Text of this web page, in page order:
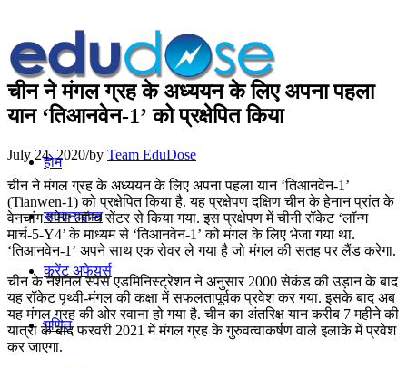
होम
सामान्यज्ञान
करेंट अफेयर्स
गणित
चीन ने मंगल ग्रह के अध्ययन के लिए अपना पहला
यान ‘तिआनवेन-1’ को प्रक्षेपित किया
July 24, 2020/by Team EduDose
चीन ने मंगल ग्रह के अध्ययन के लिए अपना पहला यान ‘तिआनवेन-1’
(Tianwen-1) को प्रक्षेपित किया है. यह प्रक्षेपण दक्षिण चीन के हेनान प्रांत के
वेनचांग स्‍पेस लॉन्‍च सेंटर से किया गया. इस प्रक्षेपण में चीनी रॉकेट ‘लॉन्‍ग
मार्च-5-Y4’ के माध्यम से ‘तिआनवेन-1’ को मंगल के लिए भेजा गया था.
‘तिआनवेन-1’ अपने साथ एक रोवर ले गया है जो मंगल की सतह पर लैंड करेगा.
चीन के नैशनल स्‍पेस एडमिनिस्‍ट्रेशन ने अनुसार 2000 सेकंड की उड़ान के बाद
यह रॉकेट पृथ्‍वी-मंगल की कक्षा में सफलतापूर्वक प्रवेश कर गया. इसके बाद अब
यह मंगल ग्रह की ओर रवाना हो गया है. चीन का अंतरिक्ष यान करीब 7 महीने की
यात्रा के बाद फरवरी 2021 में मंगल ग्रह के गुरुवत्‍वाकर्षण वाले इलाके में प्रवेश
कर जाएगा.